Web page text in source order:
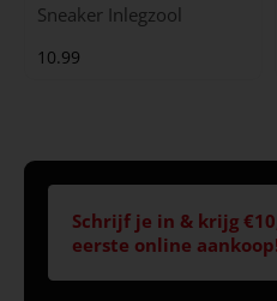
Sneaker Inlegzool
10.99
Schrijf je in & krijg
eerste online aankoop!